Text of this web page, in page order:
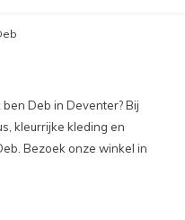
Deb in Deventer? Bij
kleurrijke kleding en
Bezoek onze winkel in